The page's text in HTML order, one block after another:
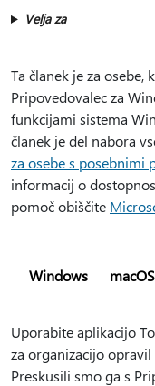
Velja za
Ta članek je za
Pripovedovalec za
funkcijami sistema
članek je del nabora
za osebe s posebnimi
informacij o
pomoč obiščite
Windows macOS
Uporabite aplikacijo
za organizacijo
Preskusili smo ga s